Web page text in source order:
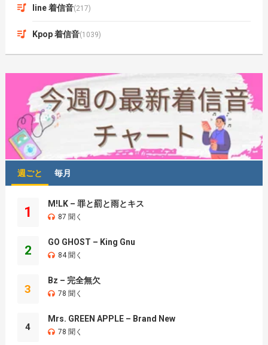
line 着信音(217)
Kpop 着信音(1039)
週ごと 毎月
1
M!LK – 罪と罰と雨とキス
87 聞く
2
GO GHOST – King Gnu
84 聞く
3
Bz – 完全無欠
78 聞く
4
Mrs. GREEN APPLE – Brand New
78 聞く